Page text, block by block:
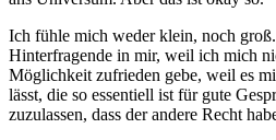
Ich fühle mich weder klein, noch
Hinterfragende in mir, weil ich mich
Möglichkeit zufrieden gebe, weil es
lässt, die so essentiell ist für gute
zuzulassen, dass der andere Recht